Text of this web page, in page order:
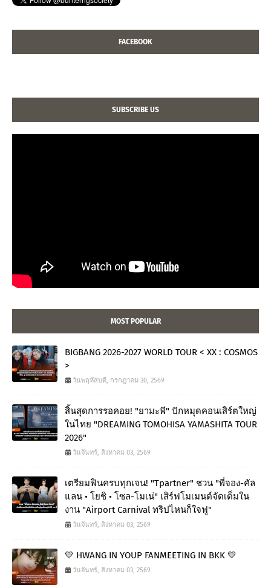
FACEBOOK
SUBSCRIBE US
MOST POPULAR
BIGBANG 2026-2027 WORLD TOUR < XX : COSMOS
>
วันพฤหัสบดี, กรกฎาคม 30, 2569
สิ้นสุดการรอคอย! "ยามะพี" ปักหมุดคอนเสิร์ตใหญ่
ในไทย "DREAMING TOMOHISA YAMASHITA TOUR
2026"
วันจันทร์, สิงหาคม 03, 2569
เตรียมฟินครบทุกเจน! "Tpartner" ชวน "พี่จอง-คัล
แลน • โยชิ • โซล-โมเน่" เสิร์ฟโมเมนต์จัดเต็มใน
งาน "Airport Carnival ทริปไหนก็ใจฟู"
วันจันทร์, สิงหาคม 03, 2569
💛 HWANG IN YOUP FANMEETING IN BKK 💛
วันจันทร์, สิงหาคม 03, 2569